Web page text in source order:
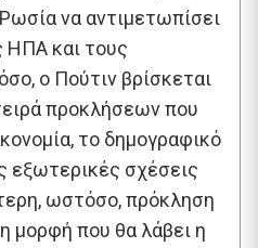
να αντιμετωπίσει
ΗΠΑ και τους
ο Πούτιν βρίσκεται
προκλήσεων που
το δημογραφικό
εξωτερικές σχέσεις
ωστόσο, πρόκληση
η μορφή που θα λάβει η